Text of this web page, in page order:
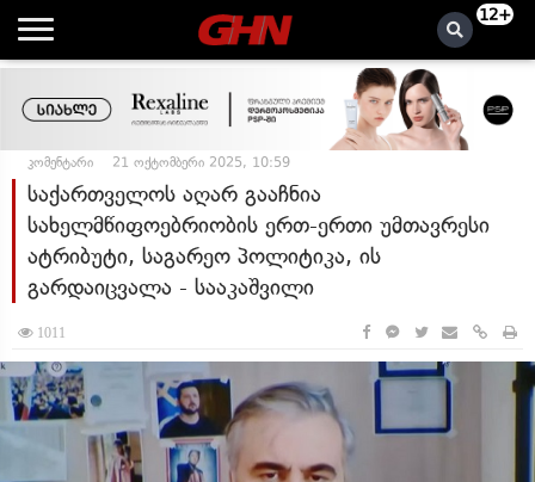
12+
კომენტარი 21 ოქტომბერი 2025, 10:59
საქართველოს აღარ გააჩნია
სახელმწიფოებრიობის ერთ-ერთი უმთავრესი
ატრიბუტი, საგარეო პოლიტიკა, ის
გარდაიცვალა - სააკაშვილი
1011